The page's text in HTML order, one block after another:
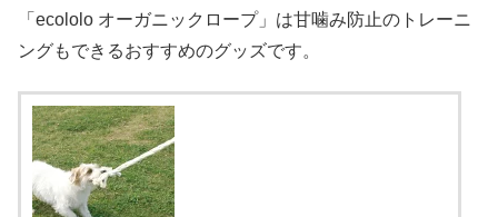
「ecololo オーガニックロープ」は甘噛み防止のトレーニ
ングもできるおすすめのグッズです。